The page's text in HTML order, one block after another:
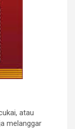
atau
melanggar